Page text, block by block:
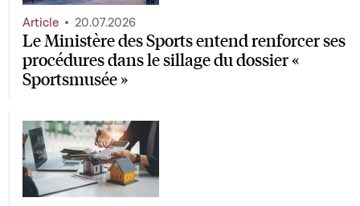
contribution temporaire de l'État aux coûts non
couverts de certaines entreprises
Le Ministère des Sports entend renforcer ses
procédures dans le sillage du dossier «
Sportsmusée »
Article 20.07.2026